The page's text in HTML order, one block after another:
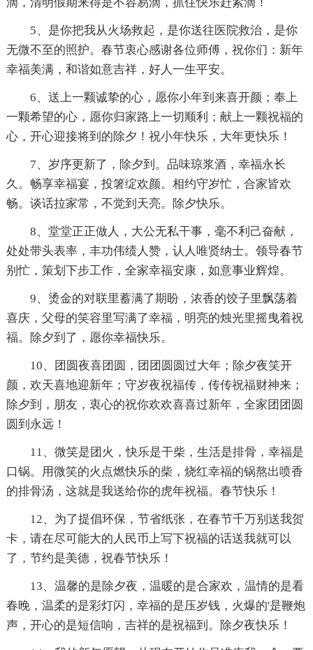
5、是你把我从火场救起，是你送往医院救治，是你
无微不至的照护。春节衷心感谢各位师傅，祝你们：新年
幸福美满，和谐如意吉祥，好人一生平安。
6、送上一颗诚挚的心，愿你小年到来喜开颜；奉上
一颗希望的心，愿你归家路上一切顺利；献上一颗祝福的
心，开心迎接将到的除夕！祝小年快乐，大年更快乐！
7、岁序更新了，除夕到。品味琼浆酒，幸福永长
久。畅享幸福宴，投箸绽欢颜。相约守岁忙，合家皆欢
畅。谈话拉家常，不觉到天亮。除夕快乐。
8、堂堂正正做人，大公无私干事，毫不利己奋献，
处处带头表率，丰功伟绩人赞，认人唯贤纳士。领导春节
别忙，策划下步工作，全家幸福安康，如意事业辉煌。
9、烫金的对联里蓄满了期盼，浓香的饺子里飘荡着
喜庆，父母的笑容里写满了幸福，明亮的烛光里摇曳着祝
福。除夕到了，愿你幸福快乐。
10、团圆夜喜团圆，团团圆圆过大年；除夕夜笑开
颜，欢天喜地迎新年；守岁夜祝福传，传传祝福财神来；
除夕到，朋友，衷心的祝你欢欢喜喜过新年，全家团团圆
圆到永远！
11、微笑是团火，快乐是干柴，生活是排骨，幸福是
口锅。用微笑的火点燃快乐的柴，烧红幸福的锅熬出喷香
的排骨汤，这就是我送给你的虎年祝福。春节快乐！
12、为了提倡环保，节省纸张，在春节千万别送我贺
卡，请在尽可能大的人民币上写下祝福的话送我就可以
了，节约是美德，祝春节快乐！
13、温馨的是除夕夜，温暖的是合家欢，温情的是看
春晚，温柔的是彩灯闪，幸福的是压岁钱，火爆的'是鞭炮
声，开心的是短信响，吉祥的是祝福到。除夕夜快乐！